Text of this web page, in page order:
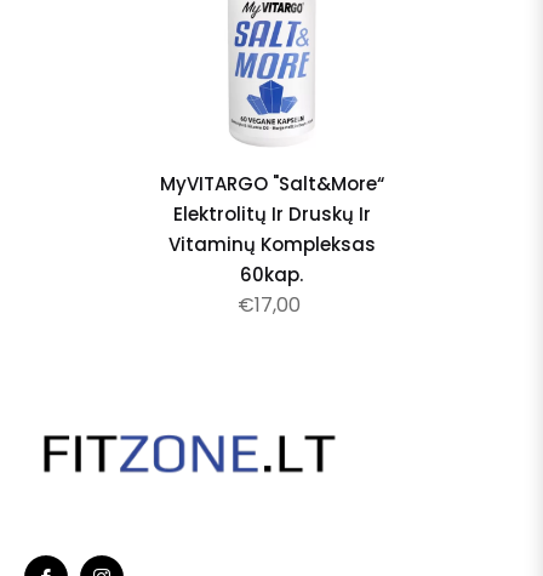
MyVITARGO "Salt&More“
Elektrolitų Ir Druskų Ir
Vitaminų Kompleksas
60kap.
€17,00